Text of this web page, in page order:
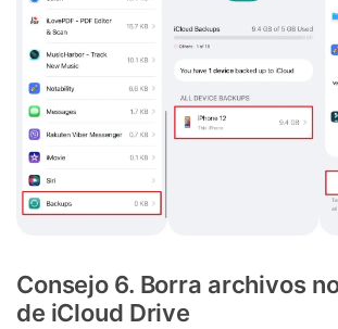
Consejo 6. Borra archivos
de iCloud Drive